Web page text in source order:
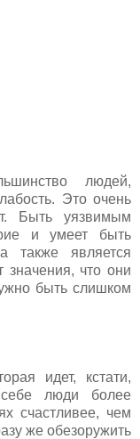
людей,
Это очень
Быть уязвимым
и умеет быть
также является
что они
быть слишком
идет, кстати,
люди более
счастливее, чем
же обезоружить